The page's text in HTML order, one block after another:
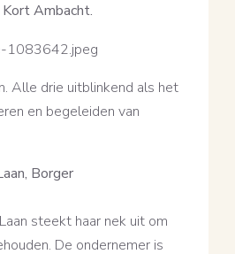
Ambacht.
Alle drie uitblinkend als het
en begeleiden van
Borger
steekt haar nek uit om
De ondernemer is